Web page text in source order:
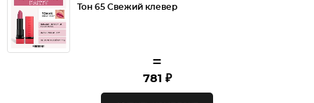
Тон 65 Свежий клевер
=
781 ₽